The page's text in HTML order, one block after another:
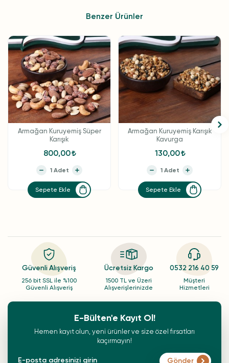
Benzer Ürünler
Armağan Kuruyemiş Süper
Karışık
800,00
Sepete Ekle
Armağan Kuruyemiş Karışık
Kavurga
130,00
Sepete Ekle
Güvenli Alışveriş
256 bit SSL ile %100
Güvenli Alışveriş
Ücretsiz Kargo
1500 TL ve Üzeri
Alışverişlerinizde
0532 216 40 59
Müşteri
Hizmetleri
E-Bülten'e Kayıt Ol!
Hemen kayıt olun, yeni ürünler ve size özel fırsatları
kaçırmayın!
Gönder